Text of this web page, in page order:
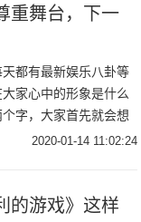
重舞台，下一
都有最新娱乐八卦等
家心中的形象是什么
字，大家首先就会想
》和直爽的“汉子”性
2020-01-14 11:02:24
的游戏》这样